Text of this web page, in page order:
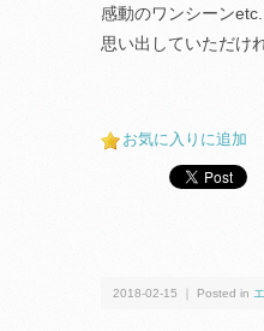
感動のワンシーンetc.
思い出していただけ
お気に入りに追加
2018-02-15 ｜ Posted in